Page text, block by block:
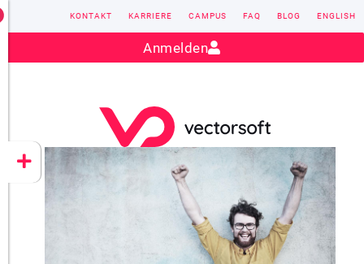
CONZEPT 16
YEET
Kontakt:sales@vectorsoft.de
KONTAKT KARRIERE CAMPUS FAQ BLOG ENGLISH
Anmelden